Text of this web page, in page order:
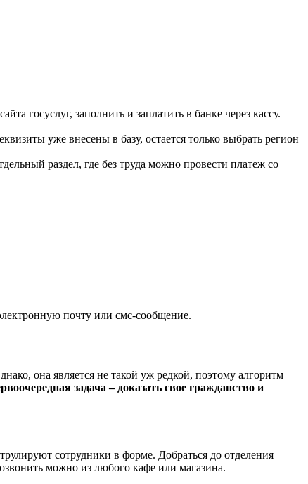
госуслуг, заполнить и заплатить в банке через кассу.
уже внесены в базу, остается только выбрать регион
раздел, где без труда можно провести платеж со
почту или смс-сообщение.
она является не такой уж редкой, поэтому алгоритм
задача – доказать свое гражданство и
сотрудники в форме. Добраться до отделения
можно из любого кафе или магазина.